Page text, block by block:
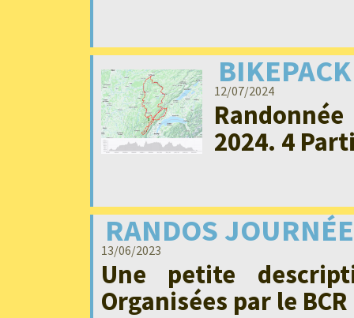
12/07/2024
2024. 4
RANDOS
13/06/2023
Une petite
Organisées par le